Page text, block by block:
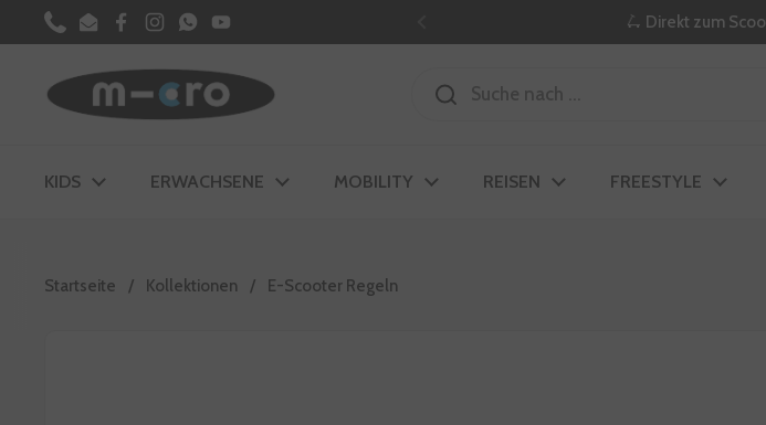
Zum Inhalt springen
PhoneEmailFacebook
Instagram
WhatsApp
YouTube
🛴 Direkt zum
KIDS ERWACHSENE MOBILITY REISEN FREESTYLE
Startseite / Kollektionen / E-Scooter Regeln